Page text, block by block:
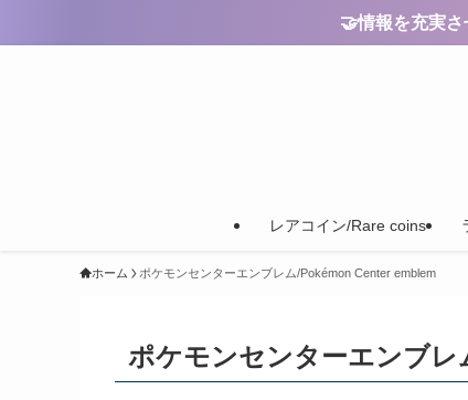
🤝情報を充実
レアコイン/Rare coins
ホーム ポケモンセンターエンブレム/Pokémon Center emblem
ポケモンセンターエンブ